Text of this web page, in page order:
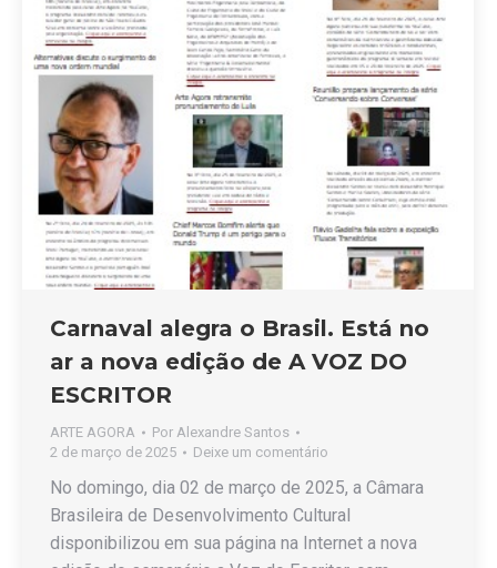
Carnaval alegra o Brasil. Está no
ar a nova edição de A VOZ DO
ESCRITOR
ARTE AGORA Por Alexandre Santos
2 de março de 2025
Deixe um comentário
No domingo, dia 02 de março de 2025, a Câmara
Brasileira de Desenvolvimento Cultural
disponibilizou em sua página na Internet a nova